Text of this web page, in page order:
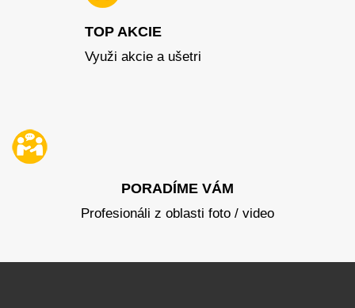
TOP AKCIE
Využi akcie a ušetri
PORADÍME VÁM
Profesionáli z oblasti foto / video